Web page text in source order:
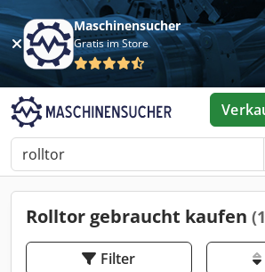
Maschinensucher
Gratis im Store
Rolltor gebraucht kaufen
Filter